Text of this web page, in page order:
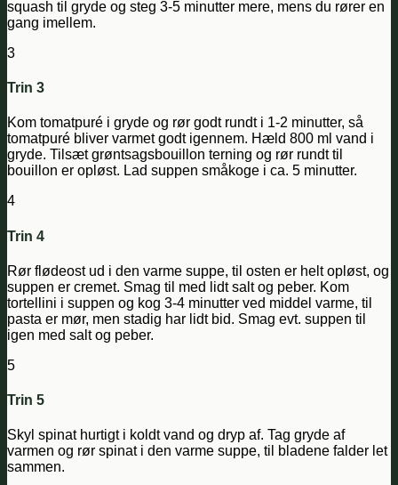
squash til gryde og steg 3-5 minutter mere, mens du rører en
gang imellem.
3
Trin 3
Kom tomatpuré i gryde og rør godt rundt i 1-2 minutter, så
tomatpuré bliver varmet godt igennem. Hæld 800 ml vand i
gryde. Tilsæt grøntsagsbouillon terning og rør rundt til
bouillon er opløst. Lad suppen småkoge i ca. 5 minutter.
4
Trin 4
Rør flødeost ud i den varme suppe, til osten er helt opløst, og
suppen er cremet. Smag til med lidt salt og peber. Kom
tortellini i suppen og kog 3-4 minutter ved middel varme, til
pasta er mør, men stadig har lidt bid. Smag evt. suppen til
igen med salt og peber.
5
Trin 5
Skyl spinat hurtigt i koldt vand og dryp af. Tag gryde af
varmen og rør spinat i den varme suppe, til bladene falder let
sammen.